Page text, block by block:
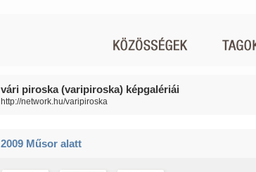
vári piroska (varipiroska) képgalériái
http://network.hu/varipiroska
2009 Műsor alatt